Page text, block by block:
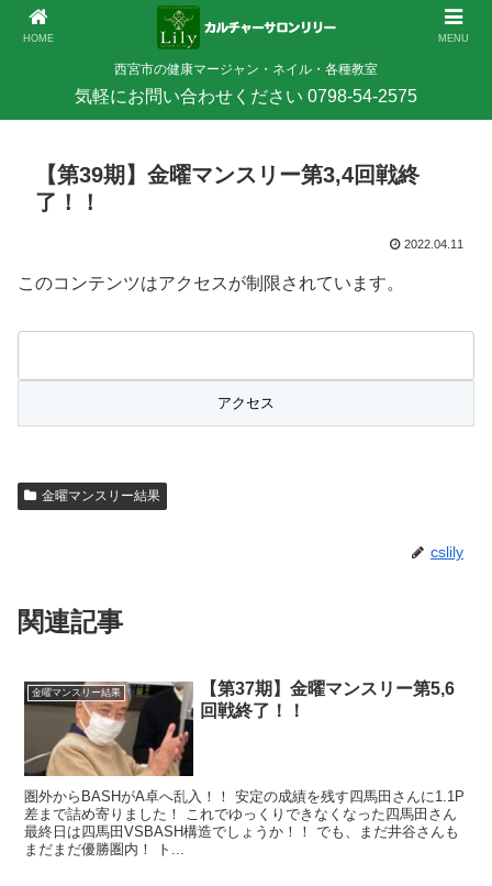
西宮市の健康マージャン・ネイル・各種教室
【第39期】金曜マンスリー第3,4回戦終
了！！
2022.04.11
このコンテンツはアクセスが制限されています。
金曜マンスリー結果
cslily
関連記事
金曜マンスリー結果
【第37期】金曜マンスリー第5,6
回戦終了！！
圏外からBASHがA卓へ乱入！！ 安定の成績を残す四馬田さんに1.1P
差まで詰め寄りました！ これでゆっくりできなくなった四馬田さん
最終日は四馬田VSBASH構造でしょうか！！ でも、まだ井谷さんも
まだまだ優勝圏内！ ト...
HOME MENU